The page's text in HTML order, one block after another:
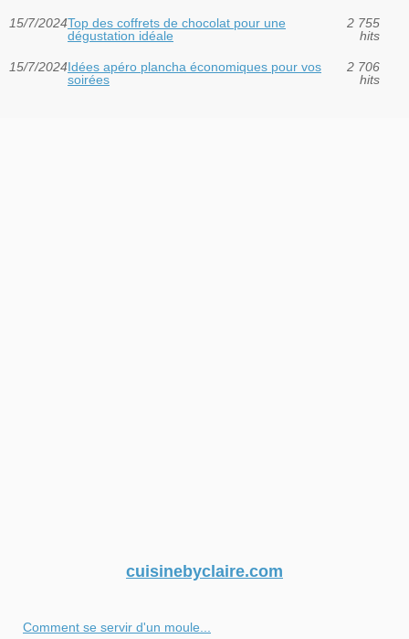
15/7/2024Top des coffrets de chocolat pour une
dégustation idéale
2 755
hits
15/7/2024Idées apéro plancha économiques pour vos
soirées
2 706
hits
cuisinebyclaire.com
Comment se servir d'un moule...